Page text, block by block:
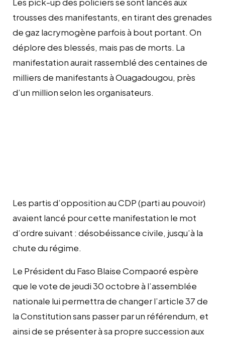
trousses des manifestants, en tirant des grenades
de gaz lacrymogène parfois à bout portant. On
déplore des blessés, mais pas de morts. La
manifestation aurait rassemblé des centaines de
milliers de manifestants à Ouagadougou, près
d’un million selon les organisateurs.
Les partis d’opposition au CDP (parti au pouvoir)
avaient lancé pour cette manifestation le mot
d’ordre suivant : désobéissance civile, jusqu’à la
chute du régime.
Le Président du Faso Blaise Compaoré espère
que le vote de jeudi 30 octobre à l’assemblée
nationale lui permettra de changer l’article 37 de
la Constitution sans passer par un référendum, et
ainsi de se présenter à sa propre succession aux